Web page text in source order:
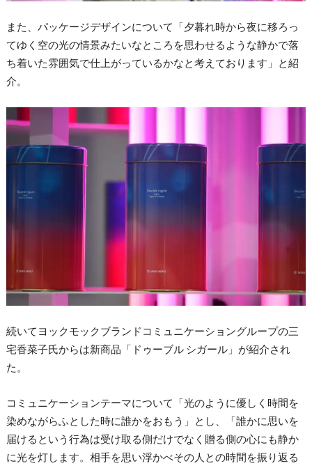
また、パッケージデザインについて「夕暮れ時から夜に移ろっ
てゆく空の光の情景みたいなところを思わせるような静かで落
ち着いた雰囲気で仕上がっているかなと考えております」と紹
介。
続いてヨックモックブランドコミュニケーショングループの三
宅香菜子氏からは新商品「ドゥーブル シガール」が紹介され
た。
コミュニケーションテーマについて「光のように優しく時間を
染めながらふとした時に誰かをおもう」とし、「誰かに思いを
届けるという行為は受け取る側だけでなく贈る側の心にも静か
に光を灯します。相手を思い浮かべその人との時間を振り返る